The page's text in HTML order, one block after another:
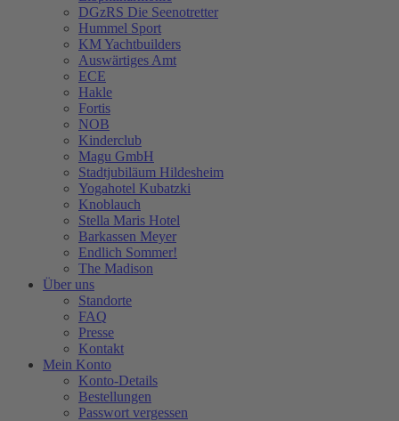
DGzRS Die Seenotretter
Hummel Sport
KM Yachtbuilders
Auswärtiges Amt
ECE
Hakle
Fortis
NOB
Kinderclub
Magu GmbH
Stadtjubiläum Hildesheim
Yogahotel Kubatzki
Knoblauch
Stella Maris Hotel
Barkassen Meyer
Endlich Sommer!
The Madison
Über uns
Standorte
FAQ
Presse
Kontakt
Mein Konto
Konto-Details
Bestellungen
Passwort vergessen